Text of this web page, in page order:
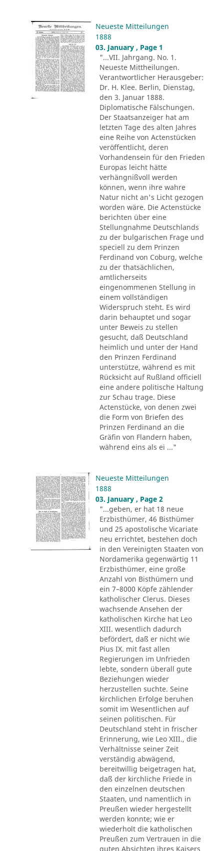
Neueste Mitteilungen
1888
03. January , Page 1
"...VII. Jahrgang. No. 1.
Neueste Mittheilungen.
Verantwortlicher Herausgeber:
Dr. H. Klee. Berlin, Dienstag,
den 3. Januar 1888.
Diplomatische Fälschungen.
Der Staatsanzeiger hat am
letzten Tage des alten Jahres
eine Reihe von Actenstücken
veröffentlicht, deren
Vorhandensein für den Frieden
Europas leicht hätte
verhängnißvoll werden
können, wenn ihre wahre
Natur nicht an's Licht gezogen
worden wäre. Die Actenstücke
berichten über eine
Stellungnahme Deutschlands
zu der bulgarischen Frage und
speciell zu dem Prinzen
Ferdinand von Coburg, welche
zu der thatsächlichen,
amtlicherseits
eingenommenen Stellung in
einem vollständigen
Widerspruch steht. Es wird
darin behauptet und sogar
unter Beweis zu stellen
gesucht, daß Deutschland
heimlich und unter der Hand
den Prinzen Ferdinand
unterstütze, während es mit
Rücksicht auf Rußland officiell
eine andere politische Haltung
zur Schau trage. Diese
Actenstücke, von denen zwei
die Form von Briefen des
Prinzen Ferdinand an die
Gräfin von Flandern haben,
während eins als ei ..."
Neueste Mitteilungen
1888
03. January , Page 2
"...geben, er hat 18 neue
Erzbisthümer, 46 Bisthümer
und 25 apostolische Vicariate
neu errichtet, bestehen doch
in den Vereinigten Staaten von
Nordamerika gegenwärtig 11
Erzbisthümer, eine große
Anzahl von Bisthümern und
ein 7–8000 Köpfe zählender
katholischer Clerus. Dieses
wachsende Ansehen der
katholischen Kirche hat Leo
XIII. wesentlich dadurch
befördert, daß er nicht wie
Pius IX. mit fast allen
Regierungen im Unfrieden
lebte, sondern überall gute
Beziehungen wieder
herzustellen suchte. Seine
kirchlichen Erfolge beruhen
somit im Wesentlichen auf
seinen politischen. Für
Deutschland steht in frischer
Erinnerung, wie Leo XIII., die
Verhältnisse seiner Zeit
verständig abwägend,
bereitwillig beigetragen hat,
daß der kirchliche Friede in
den einzelnen deutschen
Staaten, und namentlich in
Preußen wieder hergestellt
werden konnte; wie er
wiederholt die katholischen
Preußen zum Vertrauen in die
guten Absichten ihres Kaisers